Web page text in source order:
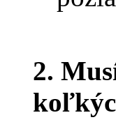
2.